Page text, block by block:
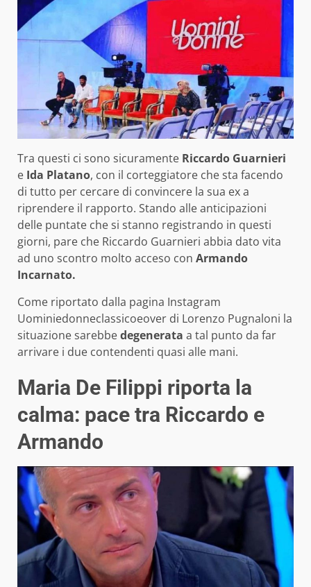
Tra questi ci sono sicuramente Riccardo Guarnieri
e Ida Platano, con il corteggiatore che sta facendo
di tutto per cercare di convincere la sua ex a
riprendere il rapporto. Stando alle anticipazioni
delle puntate che si stanno registrando in questi
giorni, pare che Riccardo Guarnieri abbia dato vita
ad uno scontro molto acceso con Armando
Incarnato.
Come riportato dalla pagina Instagram
Uominiedonneclassicoeover di Lorenzo Pugnaloni la
situazione sarebbedegenerata a tal punto da far
arrivare i due contendenti quasi alle mani.
Maria De Filippi riporta la
calma: pace tra Riccardo e
Armando